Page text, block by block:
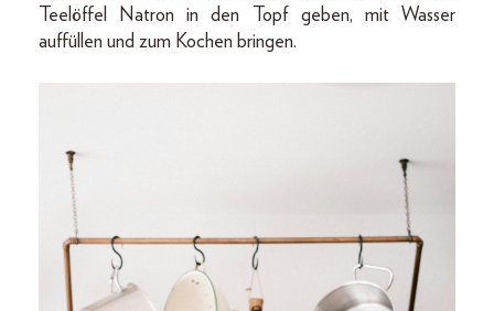
Teelöffel Natron in den Topf geben, mit Wasser
auffüllen und zum Kochen bringen.